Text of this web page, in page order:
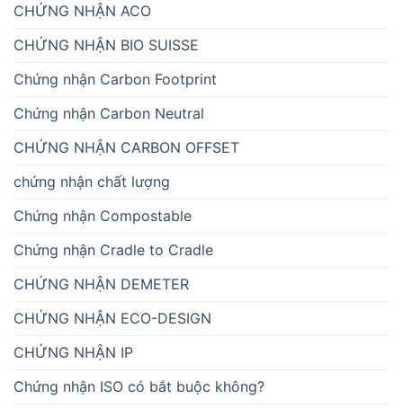
CHỨNG NHẬN ACO
CHỨNG NHẬN BIO SUISSE
Chứng nhận Carbon Footprint
Chứng nhận Carbon Neutral
CHỨNG NHẬN CARBON OFFSET
chứng nhận chất lượng
Chứng nhận Compostable
Chứng nhận Cradle to Cradle
CHỨNG NHẬN DEMETER
CHỨNG NHẬN ECO-DESIGN
CHỨNG NHẬN IP
Chứng nhận ISO có bắt buộc không?